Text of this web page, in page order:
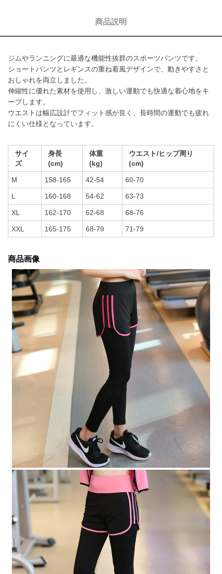
商品説明
ジムやランニングに最適な機能性抜群のスポーツパンツです。
ショートパンツとレギンスの重ね着風デザインで、動きやすさと
おしゃれを両立しました。
伸縮性に優れた素材を使用し、激しい運動でも快適な着心地をキ
ープします。
ウエストは幅広設計でフィット感が良く、長時間の運動でも疲れ
にくい仕様となっています。
サイ
ズ
身長
(cm)
体重
(kg)
ウエスト/ヒップ周り
(cm)
M 158-165 42-54 60-70
L 160-168 54-62 63-73
XL 162-170 62-68 68-76
XXL 165-175 68-79 71-79
商品画像